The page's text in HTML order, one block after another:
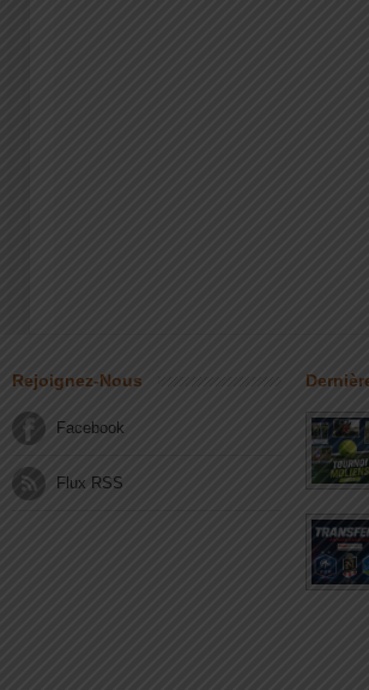
Rejoignez-Nous
Facebook
Flux RSS